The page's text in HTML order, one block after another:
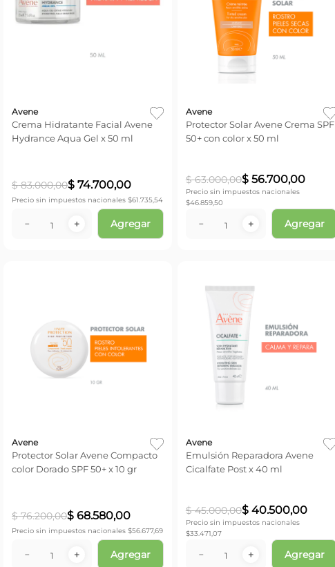
Avene
Crema Hidratante Facial Avene
Hydrance Aqua Gel x 50 ml
$ 83.000,00$ 74.700,00
Precio sin impuestos nacionales $61.735,54
＋
－ Agregar
Avene
Protector Solar Avene Crema SPF
50+ con color x 50 ml
$ 63.000,00$ 56.700,00
Precio sin impuestos nacionales
$46.859,50
＋
－ Agregar
Avene
Protector Solar Avene Compacto
color Dorado SPF 50+ x 10 gr
$ 76.200,00$ 68.580,00
Precio sin impuestos nacionales $56.677,69
＋
－ Agregar
Avene
Emulsión Reparadora Avene
Cicalfate Post x 40 ml
$ 45.000,00$ 40.500,00
Precio sin impuestos nacionales
$33.471,07
＋
－ Agregar